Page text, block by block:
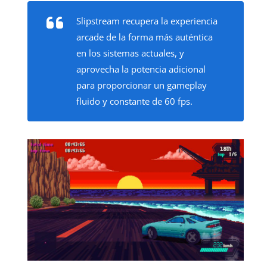
Slipstream recupera la experiencia
arcade de la forma más auténtica
en los sistemas actuales, y
aprovecha la potencia adicional
para proporcionar un gameplay
fluido y constante de 60 fps.